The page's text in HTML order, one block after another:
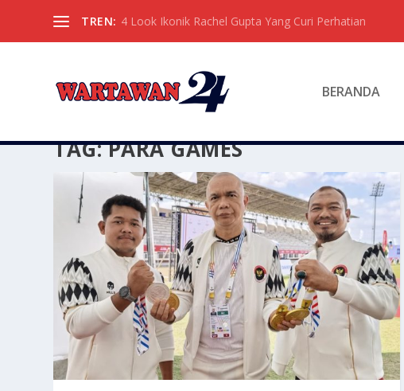
TREN: 4 Look Ikonik Rachel Gupta Yang Curi Perhatian
BERANDA
TAG:PARA GAMES